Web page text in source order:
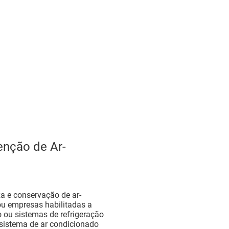
de Ar-
e conservação de ar-
empresas habilitadas a
sistemas de refrigeração
de ar condicionado